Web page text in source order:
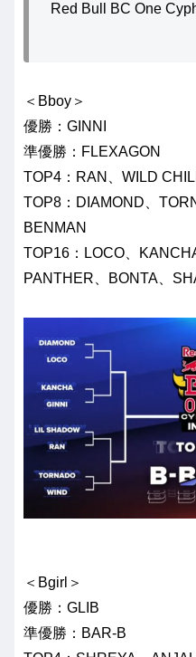
Red Bull BC One
＜Bboy＞
優勝：GINNI
準優勝：FLEXAGON
TOP4：RAN、WILD
TOP8：DIAMOND、
BENMAN
TOP16：LOCO、
PANTHER、BONTA、
＜Bgirl＞
優勝：GLIB
準優勝：BAR-B